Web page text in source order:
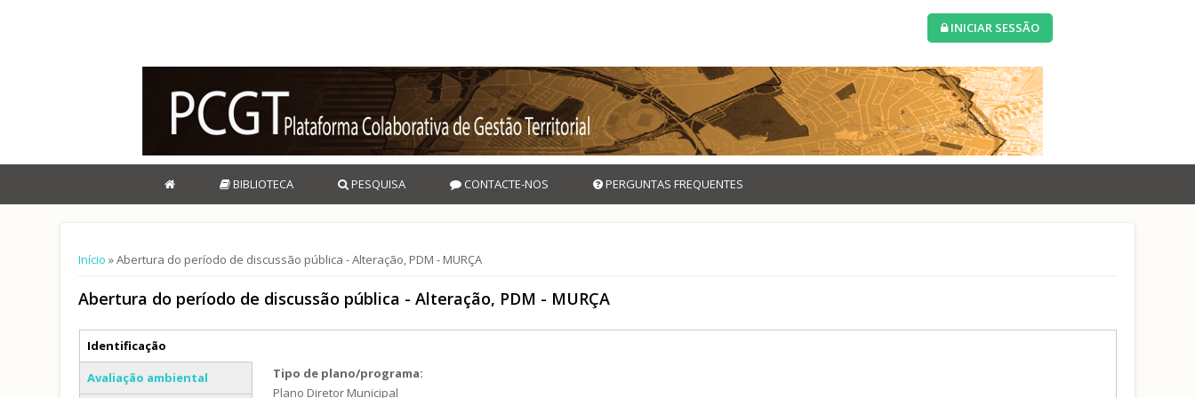
INICIAR SESSÃO
BIBLIOTECA PESQUISA CONTACTE-NOS PERGUNTAS FREQUENTES
Está aqui
Início » Abertura do período de discussão pública - Alteração, PDM - MURÇA
Abertura do período de discussão pública - Alteração, PDM - MURÇA
Separadores verticais
Identificação
(separador ativo)
Avaliação ambiental
Tipo de plano/programa:
Plano Diretor Municipal